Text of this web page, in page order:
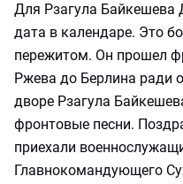
Для Рзагула
дата в календаре. Это
пережитом. Он прошел
Ржева до Берлина ради
дворе Рзагула
фронтовые песни.
приехали
Главнокомандующего